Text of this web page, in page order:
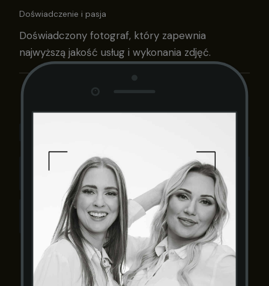
Doświadczenie i pasja
Doświadczony fotograf, który zapewnia
najwyższą jakość usług i wykonania zdjęć.